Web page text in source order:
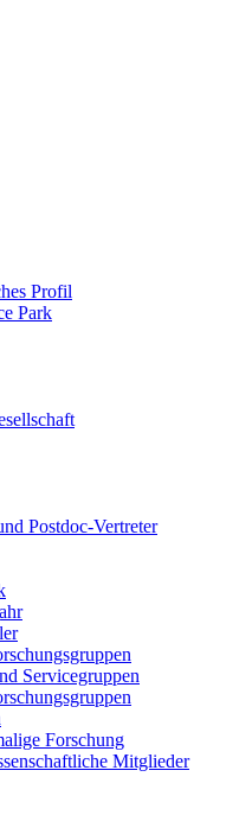
Profil
Park
Postdoc-Vertreter
Servicegruppen
Forschung
Mitglieder